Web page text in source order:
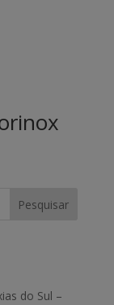
do Sul –